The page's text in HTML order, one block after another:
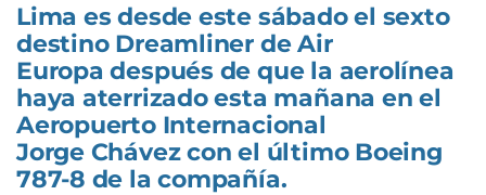
Lima es desde este sábado el sexto
destino Dreamliner de Air
Europa después de que la aerolínea
haya aterrizado esta mañana en el
Aeropuerto Internacional
Jorge Chávez con el último Boeing
787-8 de la compañía.